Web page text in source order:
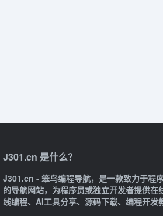
J301.cn 是什么？
J301.cn - 笨鸟编程导航，是一款致力于程
的导航网站，为程序员或独立开发者提供在
线编程、AI工具分享、源码下载、编程开发